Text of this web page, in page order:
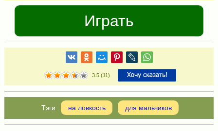
Играть
3.5 (11)
на ловкость для мальчиков